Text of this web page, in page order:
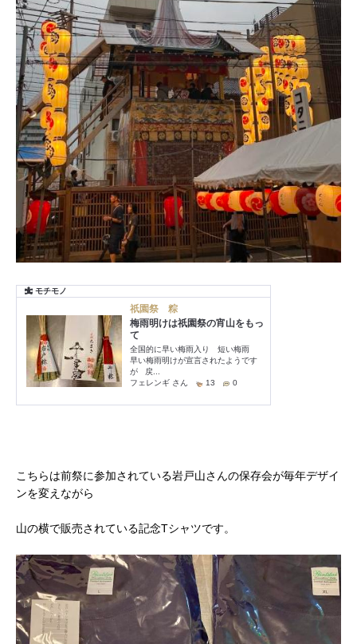
こちらは前祭に参加されている岩戸山さんの保存会が毎年デザイ
ンを変えながら
山の横で販売されている記念Tシャツです。